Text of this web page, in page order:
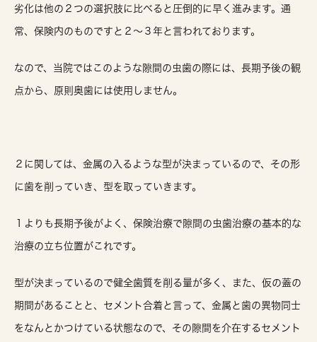
劣化は他の２つの選択肢に比べると圧倒的に早く進みます。通
常、保険内のものですと２〜３年と言われております。
なので、当院ではこのような隙間の虫歯の際には、長期予後の観
点から、原則奥歯には使用しません。
２に関しては、金属の入るような型が決まっているので、その形
に歯を削っていき、型を取っていきます。
１よりも長期予後がよく、保険治療で隙間の虫歯治療の基本的な
治療の立ち位置がこれです。
型が決まっているので健全歯質を削る量が多く、また、仮の蓋の
期間があることと、セメント合着と言って、金属と歯の異物同士
をなんとかつけている状態なので、その隙間を介在するセメント